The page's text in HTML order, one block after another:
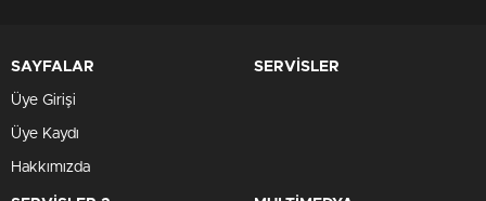
SAYFALAR
Üye Girişi
Üye Kaydı
Hakkımızda
SERVİSLER